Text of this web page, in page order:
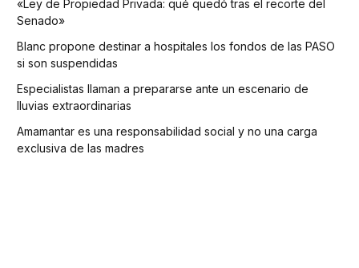
«Ley de Propiedad Privada: qué quedó tras el recorte del
Senado»
Blanc propone destinar a hospitales los fondos de las PASO
si son suspendidas
Especialistas llaman a prepararse ante un escenario de
lluvias extraordinarias
Amamantar es una responsabilidad social y no una carga
exclusiva de las madres